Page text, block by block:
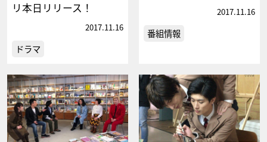
リ本日リリース！
2017.11.16
ドラマ
2017.11.16
番組情報